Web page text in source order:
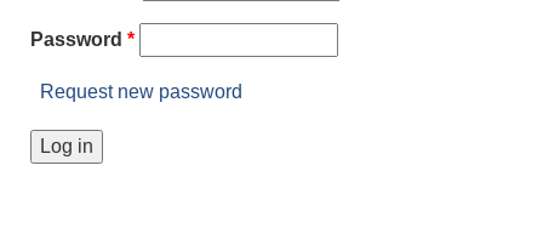
Password *
Request new password